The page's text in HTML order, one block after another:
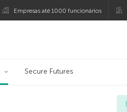
Empresas até 1000 funcionários
Secure Futures